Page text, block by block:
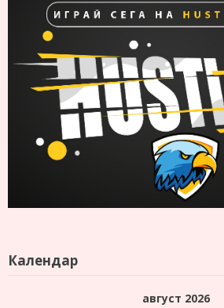
Календар
август 2026